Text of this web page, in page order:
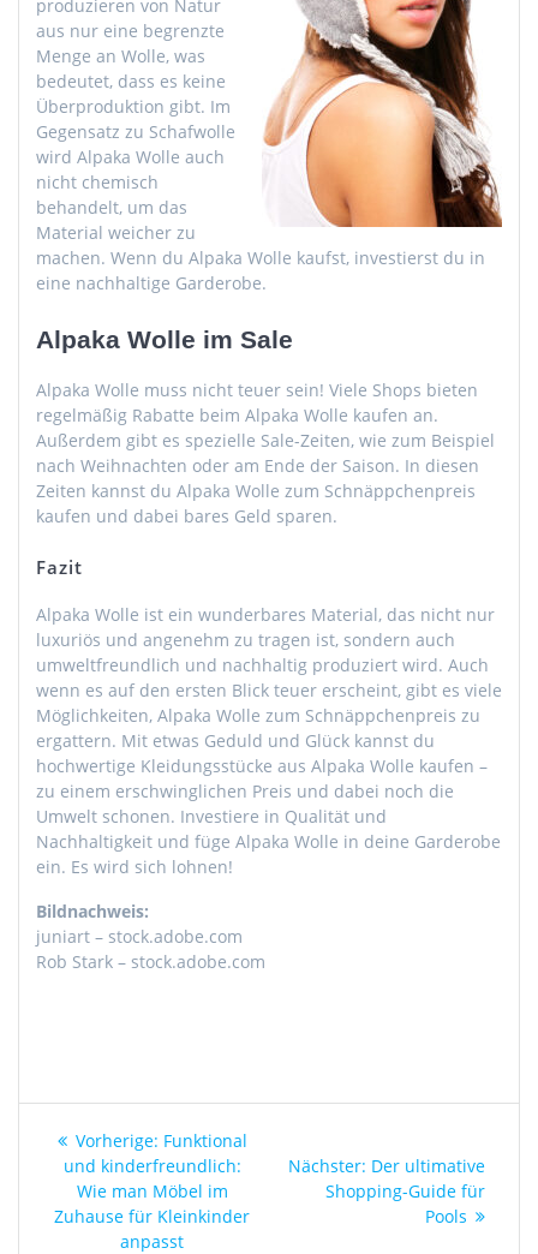
produzieren von Natur
aus nur eine begrenzte
Menge an Wolle, was
bedeutet, dass es keine
Überproduktion gibt. Im
Gegensatz zu Schafwolle
wird Alpaka Wolle auch
nicht chemisch
behandelt, um das
Material weicher zu
machen. Wenn du Alpaka Wolle kaufst, investierst du in
eine nachhaltige Garderobe.
Alpaka Wolle im Sale
Alpaka Wolle muss nicht teuer sein! Viele Shops bieten
regelmäßig Rabatte beim Alpaka Wolle kaufen an.
Außerdem gibt es spezielle Sale-Zeiten, wie zum Beispiel
nach Weihnachten oder am Ende der Saison. In diesen
Zeiten kannst du Alpaka Wolle zum Schnäppchenpreis
kaufen und dabei bares Geld sparen.
Fazit
Alpaka Wolle ist ein wunderbares Material, das nicht nur
luxuriös und angenehm zu tragen ist, sondern auch
umweltfreundlich und nachhaltig produziert wird. Auch
wenn es auf den ersten Blick teuer erscheint, gibt es viele
Möglichkeiten, Alpaka Wolle zum Schnäppchenpreis zu
ergattern. Mit etwas Geduld und Glück kannst du
hochwertige Kleidungsstücke aus Alpaka Wolle kaufen –
zu einem erschwinglichen Preis und dabei noch die
Umwelt schonen. Investiere in Qualität und
Nachhaltigkeit und füge Alpaka Wolle in deine Garderobe
ein. Es wird sich lohnen!
Bildnachweis:
juniart – stock.adobe.com
Rob Stark – stock.adobe.com
Beitragsnavigation
Vorherige: Vorheriger
Beitrag:
Funktional
und kinderfreundlich:
Wie man Möbel im
Zuhause für Kleinkinder
anpasst
Nächster: Nächster
Beitrag:
Der ultimative
Shopping-Guide für
Pools